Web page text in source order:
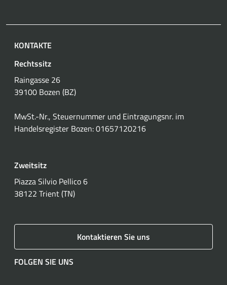
KONTAKTE
Rechtssitz
Raingasse 26
39100 Bozen (BZ)
MwSt.-Nr., Steuernummer und Eintragungsnr. im
Handelsregister Bozen: 01657120216
Zweitsitz
Piazza Silvio Pellico 6
38122 Trient (TN)
Kontaktieren Sie uns
FOLGEN SIE UNS